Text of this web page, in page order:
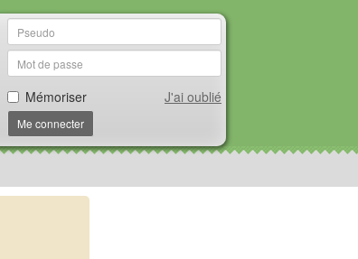
Mémoriser
J'ai oublié
Me connecter